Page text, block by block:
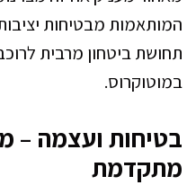
המותאמות מבטיחות
תחושת ביטחון מרבית
במוטוקרוס.
בטיחות ועצמה –
מתקדמת